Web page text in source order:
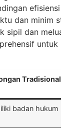
efisiensi
dan minim
sipil dan
untuk
Tradisional /
badan hukum